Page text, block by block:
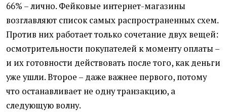
66% – лично. Фейковые интернет-магазины
возглавляют список самых распространенных схем.
Против них работает только сочетание двух вещей:
осмотрительности покупателей к моменту оплаты –
и их готовности действовать после того, как деньги
уже ушли. Второе – даже важнее первого, потому
что останавливает не одну транзакцию, а
следующую волну.